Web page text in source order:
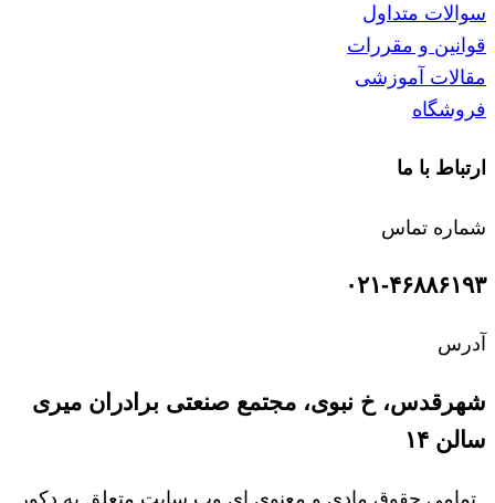
سوالات متداول
قوانین و مقررات
مقالات آموزشی
فروشگاه
ارتباط با ما
شماره تماس
۰۲۱-۴۶۸۸۶۱۹۳
آدرس
شهرقدس، خ نبوی، مجتمع صنعتی برادران میری
سالن ۱۴
تمامی حقوق مادی و معنوی ای وب سایت متعلق به دکور